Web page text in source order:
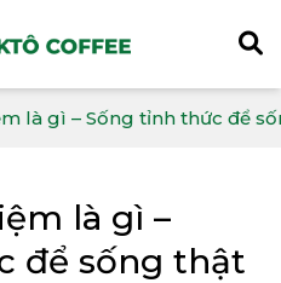
là gì – Sống tỉnh thức để
là gì –
để sống thật